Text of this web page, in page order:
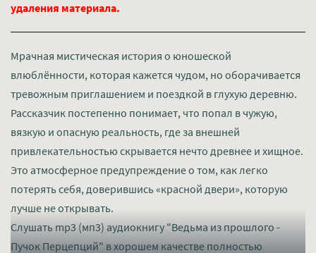
удаления материала.
Мрачная мистическая история о юношеской
влюблённости, которая кажется чудом, но оборачивается
тревожным приглашением и поездкой в глухую деревню.
Рассказчик постепенно понимает, что попал в чужую,
вязкую и опасную реальность, где за внешней
привлекательностью скрывается нечто древнее и хищное.
Это атмосферное предупреждение о том, как легко
потерять себя, доверившись «красной двери», которую
лучше не открывать.
Слушать mp3 (мп3) аудиокнигу "Ведьма из прошлого -
Пучок Перцепций" в хорошем качестве полностью